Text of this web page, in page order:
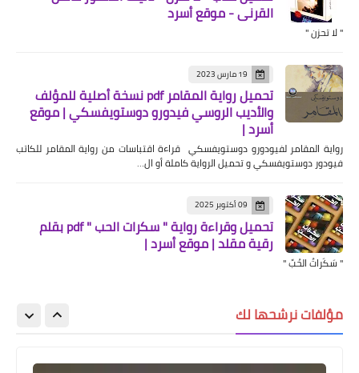
القرني - موقع أسرد
" لا تحزن "
19 مارس 2023
تحميل رواية المقامر pdf نسخة أصلية للمؤلف
والأديب الروسي فيدورو دوستويفسكي | موقع
أسرد |
رواية المقامر لفيودورو دوستويفسكي قراءة اقتباسات من رواية المقامر للكاتب
فيودور دوستويفسكي و تحميل الرواية كاملة أو ال…
09 أكتوبر 2025
تحميل وقراءة رواية " سكرات الحب " pdf بقلم
رقية مقلد | موقع أسرد |
" سَكَراتُ الحُبِّ "
مؤلفات نرشحها لك